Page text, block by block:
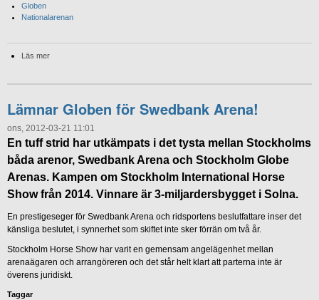
Globen
Nationalarenan
Läs mer
Lämnar Globen för Swedbank Arena!
ons, 2012-03-21 11:01
En tuff strid har utkämpats i det tysta mellan Stockholms
båda arenor, Swedbank Arena och Stockholm Globe
Arenas. Kampen om Stockholm International Horse
Show från 2014. Vinnare är 3-miljardersbygget i Solna.
En prestigeseger för Swedbank Arena och ridsportens beslutfattare inser det
känsliga beslutet, i synnerhet som skiftet inte sker förrän om två år.
Stockholm Horse Show har varit en gemensam angelägenhet mellan
arenaägaren och arrangöreren och det står helt klart att parterna inte är
överens juridiskt.
Taggar